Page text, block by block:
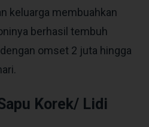
keluarga membuahkan
berhasil tembuh
omset 2 juta hingga
Korek/ Lidi